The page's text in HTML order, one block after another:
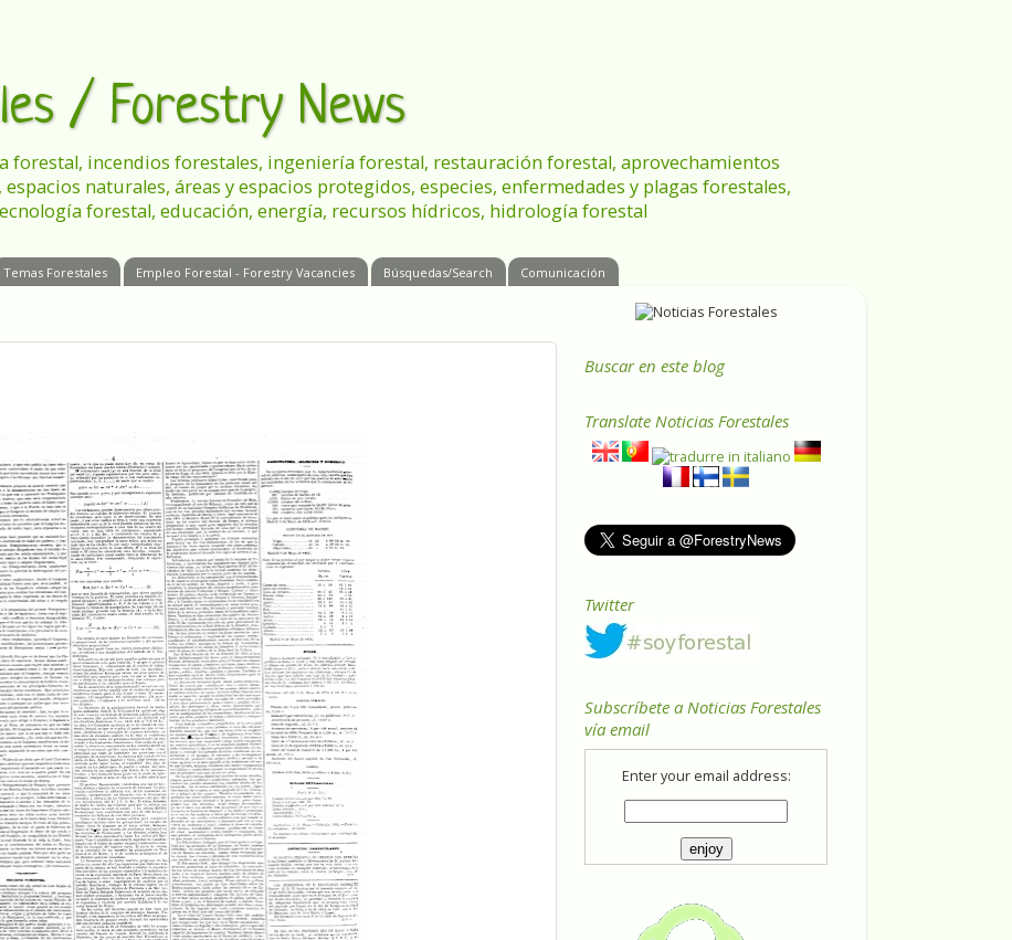
/ Forestry News
forestal, incendios forestales, ingeniería forestal, restauración forestal, aprovechamientos
naturales, áreas y espacios protegidos, especies, enfermedades y plagas forestales,
forestal, educación, energía, recursos hídricos, hidrología forestal
Temas Forestales Empleo Forestal - Forestry Vacancies Búsquedas/Search Comunicación
Buscar en este blog
Translate Noticias Forestales
Twitter
Subscríbete a Noticias Forestales
vía email
Enter your email address: